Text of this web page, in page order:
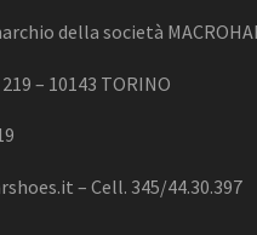
della società
– 10143 TORINO
– Cell. 345/44.30.397